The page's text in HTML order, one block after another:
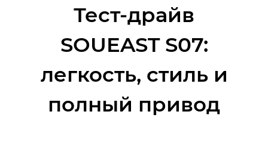
Тест-драйв
SOUEAST S07:
легкость, стиль и
полный привод